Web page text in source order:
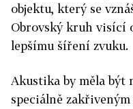
objektu, který se
Obrovský kruh visící
lepšímu šíření zvuku.
Akustika by měla být
speciálně